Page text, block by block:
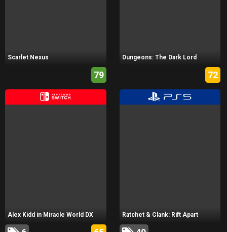
Scarlet Nexus
79
Dungeons: The Dark Lord
72
Alex Kidd in Miracle World DX Ratchet & Clank: Rift Apart